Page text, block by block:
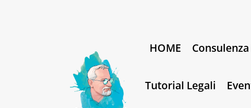
HOME
Tutorial Legali